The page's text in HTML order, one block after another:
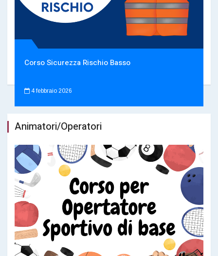
Corso Sicurezza Rischio Basso
4 febbraio 2026
Animatori/Operatori